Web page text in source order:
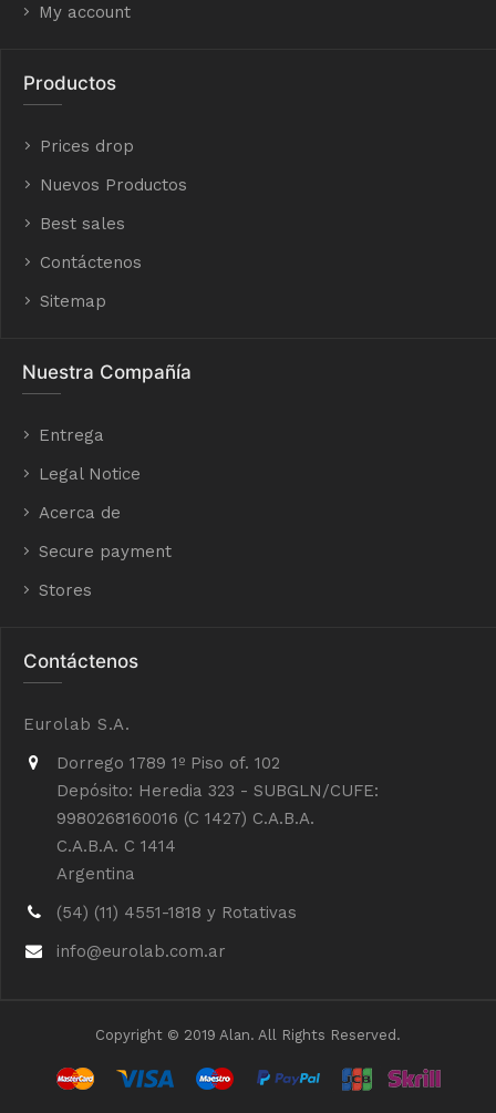
My account
Productos
Prices drop
Nuevos Productos
Best sales
Contáctenos
Sitemap
Nuestra Compañía
Entrega
Legal Notice
Acerca de
Secure payment
Stores
Contáctenos
Eurolab S.A.
Dorrego 1789 1º Piso of. 102
Depósito: Heredia 323 - SUBGLN/CUFE:
9980268160016 (C 1427) C.A.B.A.
C.A.B.A. C 1414
Argentina
(54) (11) 4551-1818 y Rotativas
info@eurolab.com.ar
Copyright © 2019 Alan. All Rights Reserved.